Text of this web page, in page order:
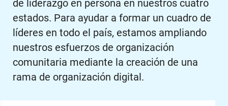
de liderazgo en persona en nuestros cuatro
estados. Para ayudar a formar un cuadro de
líderes en todo el país, estamos ampliando
nuestros esfuerzos de organización
comunitaria mediante la creación de una
rama de organización digital.